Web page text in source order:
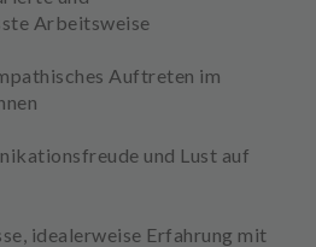
Arbeitsweise
Auftreten im
und Lust auf
, idealerweise Erfahrung mit